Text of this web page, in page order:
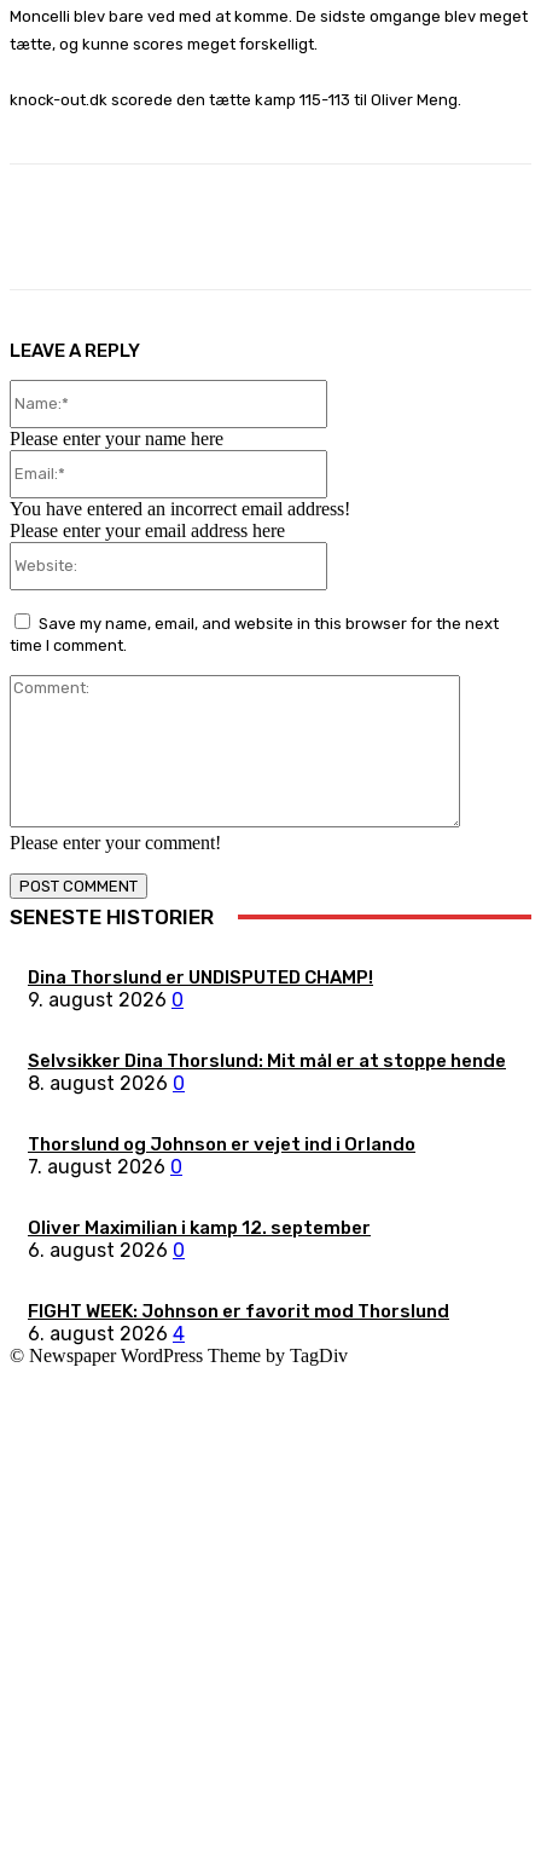
Moncelli blev bare ved med at komme. De sidste omgange blev meget
tætte, og kunne scores meget forskelligt.
knock-out.dk scorede den tætte kamp 115-113 til Oliver Meng.
LEAVE A REPLY
Please enter your comment!
Please enter your name here
You have entered an incorrect email address!
Please enter your email address here
Save my name, email, and website in this browser for the next
time I comment.
SENESTE HISTORIER
Dina Thorslund er UNDISPUTED CHAMP!
9. august 2026 0
Selvsikker Dina Thorslund: Mit mål er at stoppe hende
8. august 2026 0
Thorslund og Johnson er vejet ind i Orlando
7. august 2026 0
Oliver Maximilian i kamp 12. september
6. august 2026 0
FIGHT WEEK: Johnson er favorit mod Thorslund
6. august 2026 4
© Newspaper WordPress Theme by TagDiv